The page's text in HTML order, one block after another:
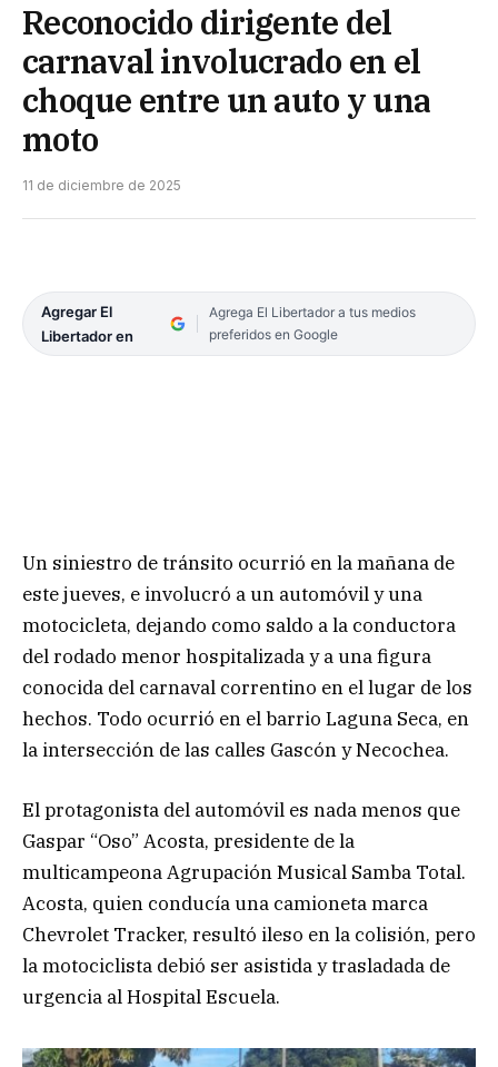
Reconocido dirigente del
carnaval involucrado en el
choque entre un auto y una
moto
11 de diciembre de 2025
Agregar El
Libertador en
Agrega El Libertador a tus medios
preferidos en Google
Un siniestro de tránsito ocurrió en la mañana de
este jueves, e involucró a un automóvil y una
motocicleta, dejando como saldo a la conductora
del rodado menor hospitalizada y a una figura
conocida del carnaval correntino en el lugar de los
hechos. Todo ocurrió en el barrio Laguna Seca, en
la intersección de las calles Gascón y Necochea.
El protagonista del automóvil es nada menos que
Gaspar “Oso” Acosta, presidente de la
multicampeona Agrupación Musical Samba Total.
Acosta, quien conducía una camioneta marca
Chevrolet Tracker, resultó ileso en la colisión, pero
la motociclista debió ser asistida y trasladada de
urgencia al Hospital Escuela.